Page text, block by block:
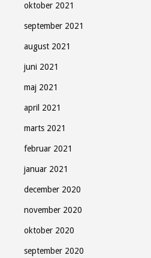
oktober 2021
september 2021
august 2021
juni 2021
maj 2021
april 2021
marts 2021
februar 2021
januar 2021
december 2020
november 2020
oktober 2020
september 2020